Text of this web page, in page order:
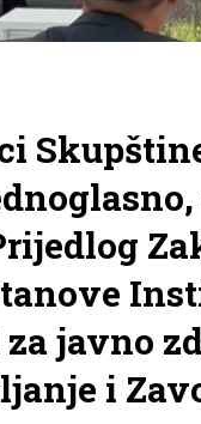
za javno
i